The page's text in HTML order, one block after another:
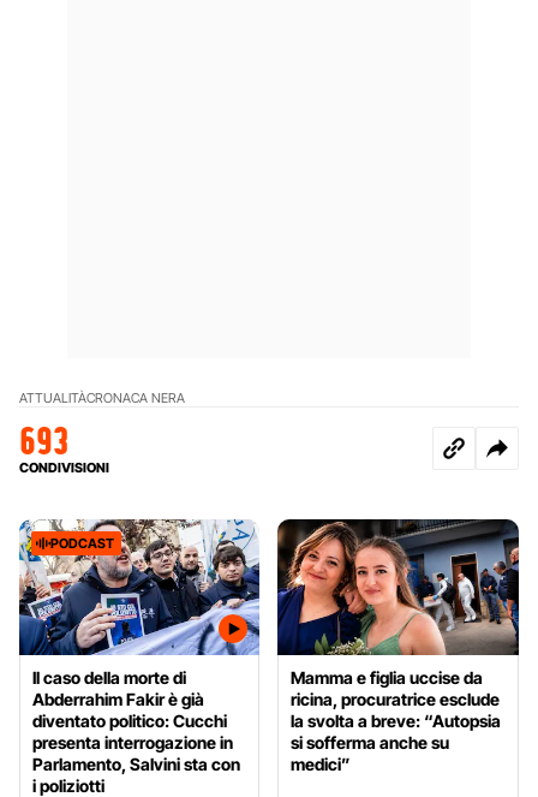
ATTUALITÀCRONACA NERA
693
CONDIVISIONI
PODCAST
Il caso della morte di
Abderrahim Fakir è già
diventato politico: Cucchi
presenta interrogazione in
Parlamento, Salvini sta con
i poliziotti
Mamma e figlia uccise da
ricina, procuratrice esclude
la svolta a breve: “Autopsia
si sofferma anche su
medici”